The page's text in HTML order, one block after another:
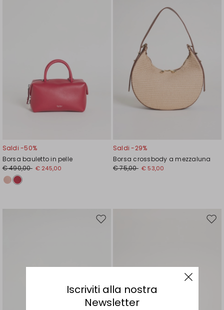
Saldi -50%
Borsa bauletto in pelle
€ 490,00 € 245,00
Saldi -29%
Borsa crossbody a mezzaluna
€ 75,00 € 53,00
Sposta
Iscriviti alla nostra
Newsletter